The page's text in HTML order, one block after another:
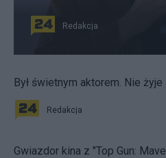
Redakcja
Był świetnym aktorem. Nie
Redakcja
Gwiazdor kina z "Top Gun: